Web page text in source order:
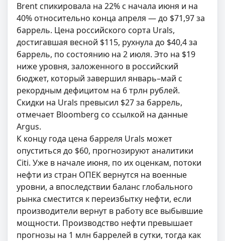
Brent спикировала на 22% с начала июня и на
40% относительно конца апреля — до $71,97 за
баррель. Цена российского сорта Urals,
достигавшая весной $115, рухнула до $40,4 за
баррель, по состоянию на 2 июля. Это на $19
ниже уровня, заложенного в российский
бюджет, который завершил январь–май с
рекордным дефицитом на 6 трлн рублей.
Скидки на Urals превысил $27 за баррель,
отмечает Bloomberg со ссылкой на данные
Argus.
К концу года цена барреля Urals может
опуститься до $60, прогнозируют аналитики
Citi. Уже в начале июня, по их оценкам, потоки
нефти из стран ОПЕК вернутся на военные
уровни, а впоследствии баланс глобального
рынка сместится к переизбытку нефти, если
производители вернут в работу все выбывшие
мощности. Производство нефти превышает
прогнозы на 1 млн баррелей в сутки, тогда как